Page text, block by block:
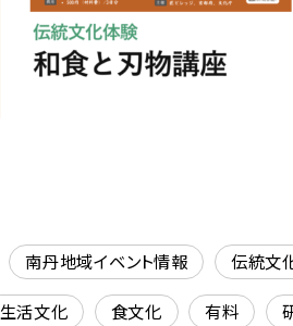
南丹地域イベント情報 伝統文
生活文化 食文化 有料